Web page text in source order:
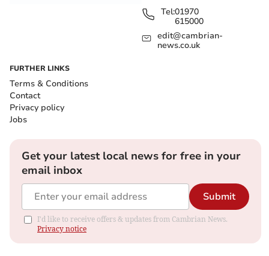
Tel:01970
615000
edit@cambrian-
news.co.uk
FURTHER LINKS
Terms & Conditions
Contact
Privacy policy
Jobs
Get your latest local news for free in your
email inbox
Submit
I'd like to receive offers & updates from Cambrian News.
Privacy notice